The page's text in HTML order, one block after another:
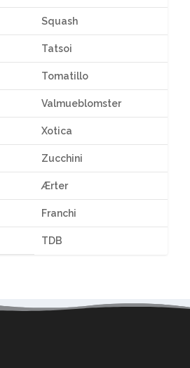
Squash
Tatsoi
Tomatillo
Valmueblomster
Xotica
Zucchini
Ærter
Franchi
TDB